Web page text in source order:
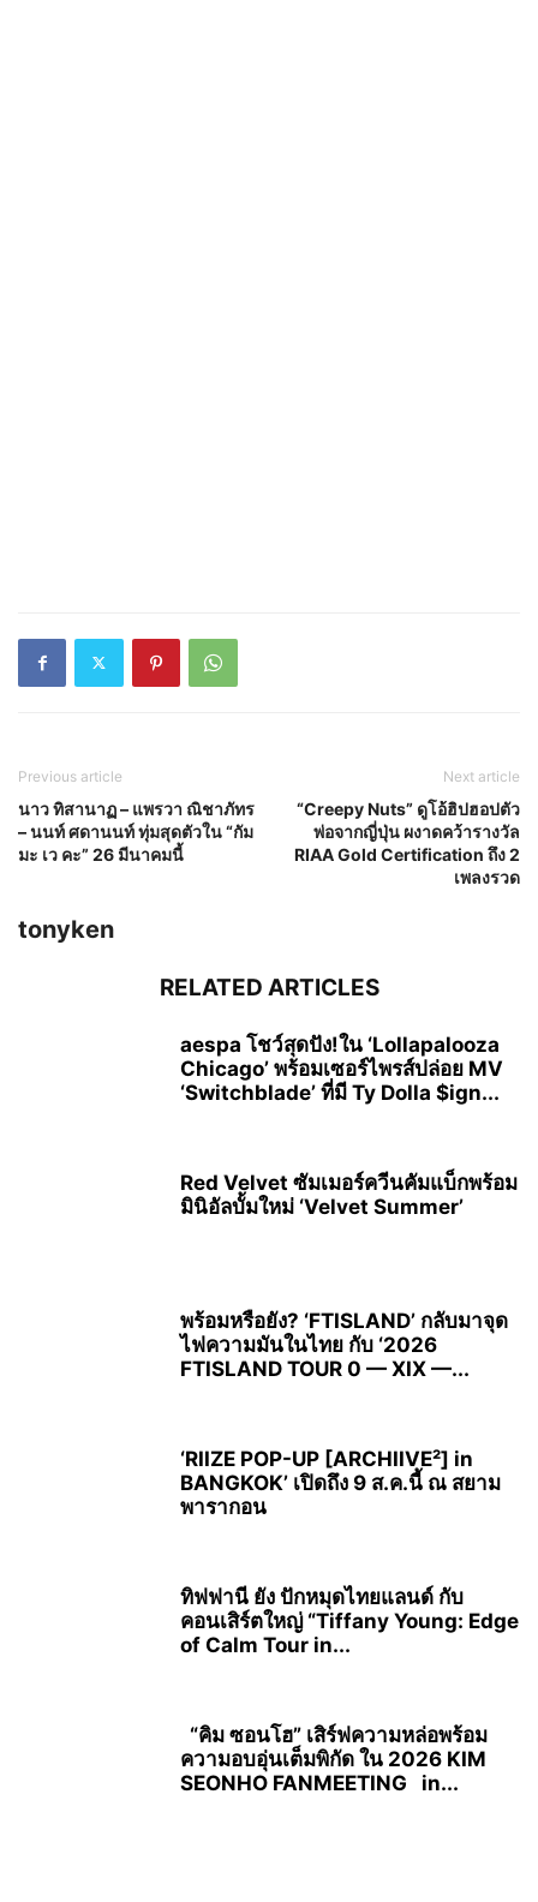
Previous article
นาว ทิสานาฏ – แพรวา ณิชาภัทร
– นนท์ ศดานนท์ ทุ่มสุดตัวใน “กัม
มะ เว คะ” 26 มีนาคมนี้
Next article
“Creepy Nuts” ดูโอ้ฮิปฮอปตัว
พ่อจากญี่ปุ่น ผงาดคว้ารางวัล
RIAA Gold Certification ถึง 2
เพลงรวด
tonyken
RELATED ARTICLES
aespa โชว์สุดปัง!ใน ‘Lollapalooza
Chicago’ พร้อมเซอร์ไพรส์ปล่อย MV
‘Switchblade’ ที่มี Ty Dolla $ign...
Red Velvet ซัมเมอร์ควีนคัมแบ็กพร้อม
มินิอัลบั้มใหม่ ‘Velvet Summer’
พร้อมหรือยัง? ‘FTISLAND’ กลับมาจุด
ไฟความมันในไทย กับ ‘2026
FTISLAND TOUR 0 — XIX —...
‘RIIZE POP-UP [ARCHIIVE²] in
BANGKOK’ เปิดถึง 9 ส.ค.นี้ ณ สยาม
พารากอน
ทิฟฟานี ยัง ปักหมุดไทยแลนด์ กับ
คอนเสิร์ตใหญ่ “Tiffany Young: Edge
of Calm Tour in...
“คิม ซอนโฮ” เสิร์ฟความหล่อพร้อม
ความอบอุ่นเต็มพิกัด ใน 2026 KIM
SEONHO FANMEETING in...